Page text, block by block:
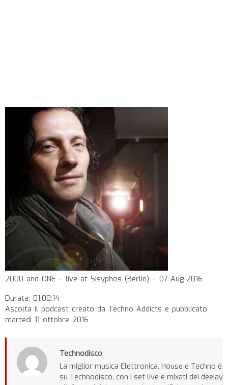
2000 and ONE – live at Sisyphos (Berlin) – 07-Aug-2016
Durata: 01:00:14
Ascolta il podcast creato da Techno Addicts e pubblicato
martedì 11 ottobre 2016
Technodisco
La miglior musica Elettronica, House e Techno è
su Technodisco, con i set live e mixati dei deejay